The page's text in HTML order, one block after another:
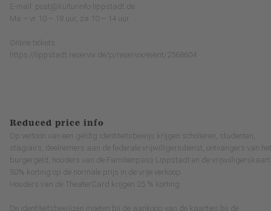
E-mail: post@kulturinfo-lippstadt.de
Ma – vr 10 – 18 uur, za 10 – 14 uur
Online tickets:
https://lippstadt.reservix.de/p/reservix/event/2568604
Reduced price info
Op vertoon van een geldig identiteitsbewijs krijgen scholieren, studenten,
stagiairs, deelnemers aan de federale vrijwilligersdienst, ontvangers van het
burgergeld, houders van de Familienpass Lippstadt en de vrijwilligerskaart
50% korting op de normale prijs in de vrije verkoop.
Houders van de TheaterCard krijgen 25 % korting.
De identiteitsbewijzen moeten bij de aankoop van de kaartjes bij de